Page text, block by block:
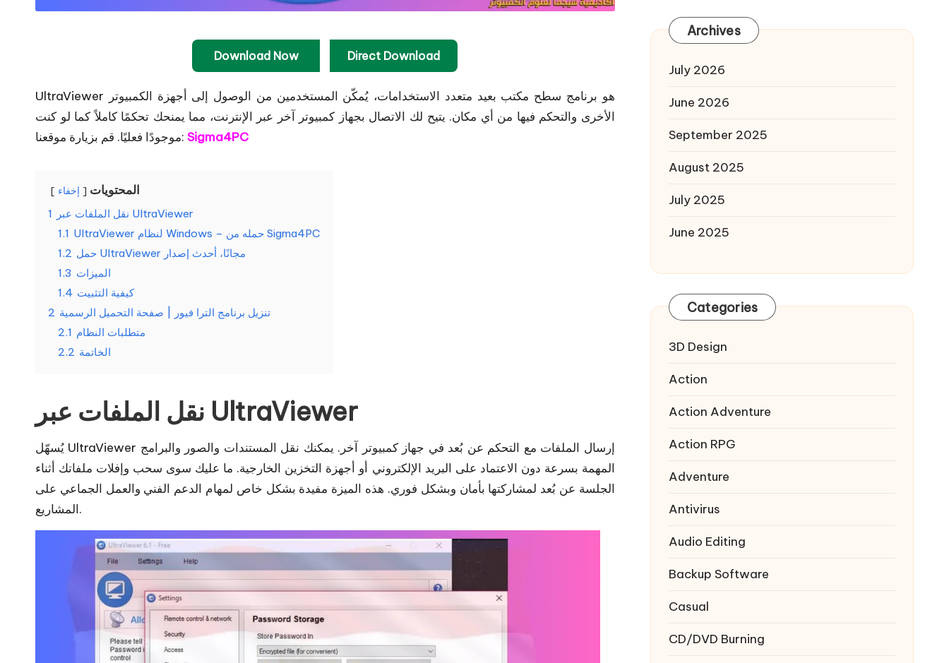
Download Now Direct Download
UltraViewer هو برنامج سطح مكتب بعيد متعدد الاستخدامات، يُمكّن المستخدمين من الوصول إلى أجهزة الكمبيوتر
الأخرى والتحكم فيها من أي مكان. يتيح لك الاتصال بجهاز كمبيوتر آخر عبر الإنترنت، مما يمنحك تحكمًا كاملاً كما لو كنت
موجودًا فعليًا. قم بزيارة موقعنا: Sigma4PC
المحتويات إخفاء
1
نقل الملفات عبر UltraViewer
1.1
UltraViewer لنظام Windows – حمله من Sigma4PC
1.2
حمل UltraViewer مجانًا، أحدث إصدار
1.3 الميزات
1.4 كيفية التثبيت
2 تنزيل برنامج الترا فيور | صفحة التحميل الرسمية
2.1 متطلبات النظام
2.2 الخاتمة
نقل الملفات عبر UltraViewer
يُسهّل UltraViewer إرسال الملفات مع التحكم عن بُعد في جهاز كمبيوتر آخر. يمكنك نقل المستندات والصور والبرامج
المهمة بسرعة دون الاعتماد على البريد الإلكتروني أو أجهزة التخزين الخارجية. ما عليك سوى سحب وإفلات ملفاتك أثناء
الجلسة عن بُعد لمشاركتها بأمان وبشكل فوري. هذه الميزة مفيدة بشكل خاص لمهام الدعم الفني والعمل الجماعي على
المشاريع.
Archives
July 2026
June 2026
September 2025
August 2025
July 2025
June 2025
Categories
3D Design
Action
Action Adventure
Action RPG
Adventure
Antivirus
Audio Editing
Backup Software
Casual
CD/DVD Burning